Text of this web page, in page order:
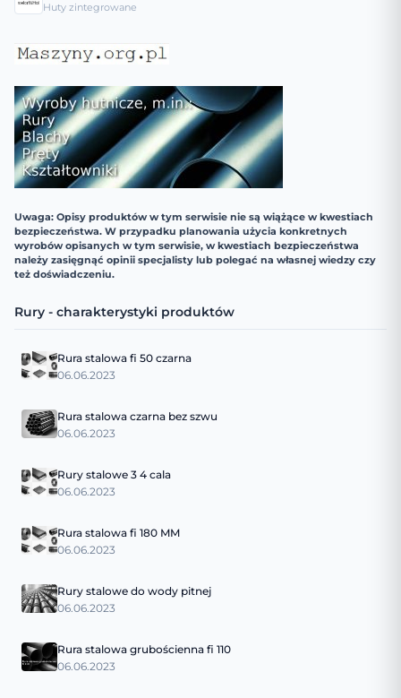
Huty zintegrowane
Uwaga: Opisy produktów w tym serwisie nie są wiążące w kwestiach
bezpieczeństwa. W przypadku planowania użycia konkretnych
wyrobów opisanych w tym serwisie, w kwestiach bezpieczeństwa
należy zasięgnąć opinii specjalisty lub polegać na własnej wiedzy czy
też doświadczeniu.
Rury - charakterystyki produktów
Rura stalowa fi 50 czarna
06.06.2023
Rura stalowa czarna bez szwu
06.06.2023
Rury stalowe 3 4 cala
06.06.2023
Rura stalowa fi 180 MM
06.06.2023
Rury stalowe do wody pitnej
06.06.2023
Rura stalowa grubościenna fi 110
06.06.2023